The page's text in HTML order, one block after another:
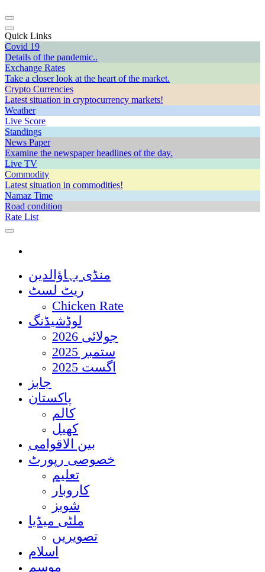
Quick Links
Covid 19
Details of the pandemic..
Exchange Rates
Take a closer look at the heart of the market.
Crypto Currencies
Latest situation in cryptocurrency markets!
Weather
Live Score
Standings
News Paper
Examine the newspaper headlines of the day.
Live TV
Commodity
Latest situation in commodities!
Namaz Time
Road condition
Rate List
منڈی بہاؤالدین
ریٹ لسٹ
Chicken Rate
لوڈشیڈنگ
جولائی 2026
ستمبر 2025
اگست 2025
جابز
پاکستان
کالم
کھیل
بین الاقوامی
خصوصی رپورٹ
تعلیم
کاروبار
شوبز
ملٹی میڈیا
تصویریں
اسلام
موسم